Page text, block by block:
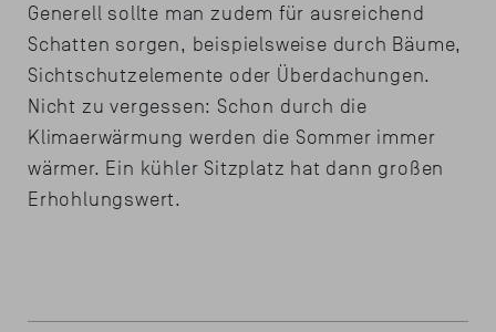
Generell sollte man zudem für ausreichend
Schatten sorgen, beispielsweise durch Bäume,
Sichtschutzelemente oder Überdachungen.
Nicht zu vergessen: Schon durch die
Klimaerwärmung werden die Sommer immer
wärmer. Ein kühler Sitzplatz hat dann großen
Erhohlungswert.